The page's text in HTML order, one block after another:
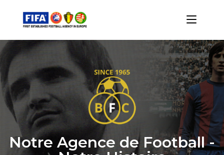
Notre Agence de Football -